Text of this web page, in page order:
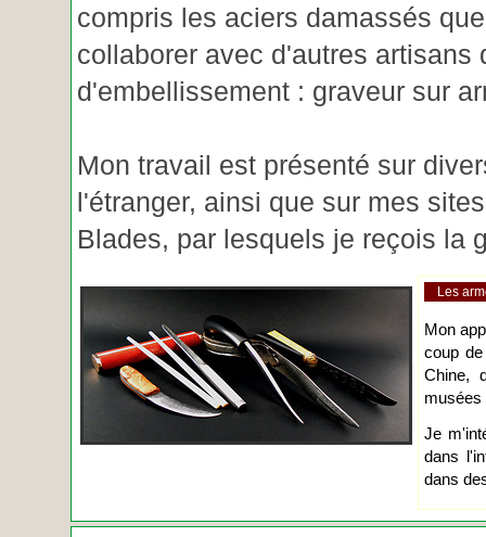
compris les aciers damassés
collaborer avec d'autres artisans
d'embellissement : graveur sur
Mon travail est présenté sur
l'étranger, ainsi que sur mes
Blades, par lesquels je reçois la
Les
Mon
coup
Chine,
musées
Je
dans
dans